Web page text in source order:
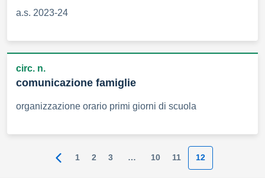
a.s. 2023-24
circ. n.
comunicazione famiglie
organizzazione orario primi giorni di scuola
Pagina precedente
1 2 3 … 10 11 12